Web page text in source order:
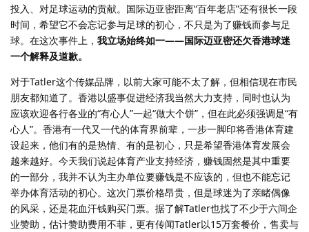
投入、对足球运动的贡献。国际迈亚密距离“百年老店”还有很长一段
时间，希望它不会忘记参与足球的初心，不只是为了赚钱而参与足
球。在这次事件上， 我立场始终如一——国际迈亚密还欠香港球迷
一个解释及道歉。
对于Tatler这个传媒品牌，以前大家可能不太了解，但相信现在市民
朋友都知道了。香港以盛事促进经济我当然大力支持，同时也认为
应该欢迎各行各业的“有心人”一起“做大个饼”，但在此必须强调是“有
心人”。香港有一代又一代的体育界前辈，一步一脚印将香港体育建
设起来，他们有的是热情、有的是初心，只是希望香港体育发展会
越来越好。今天我们说起体育产业支持经济，赚钱固然是其中重要
的一部分，我并不认为主办单位要赚钱是不应该的，但也不能忘记
举办体育活动的初心。这次门票价格昂贵，但是球迷为了亲睹偶像
的风采，还是花血汗钱购买门票。据了解Tatler也找了不少于六间企
业赞助，估计赞助费用不菲，更有传闻Tatler以15万套餐价，售卖与